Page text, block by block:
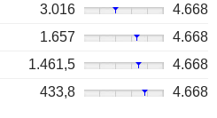
3.016
4.668
1.657
4.668
1.461,5
4.668
433,8 4.668